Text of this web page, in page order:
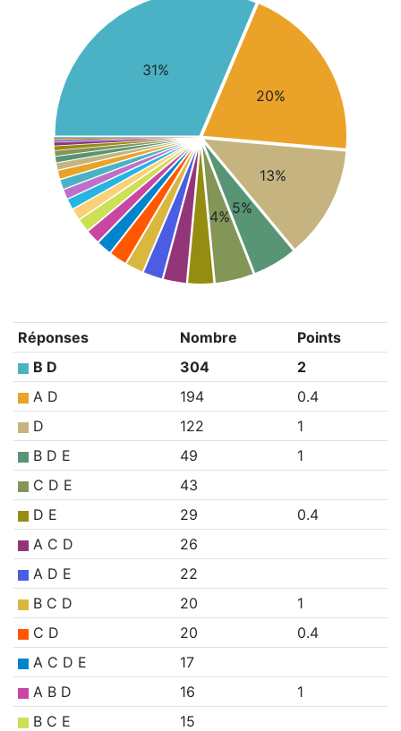
31%
20%
13%
5%
4%
Réponses Nombre
Points
B D
304
2
A D
194
0.4
D
122
1
B D E
49
1
C D E
43
D E
29
0.4
A C D
26
A D E
22
B C D
20
1
C D
20
0.4
A C D E
17
A B D
16
1
B C E
15